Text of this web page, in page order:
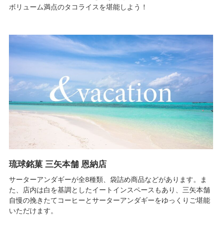
ボリューム満点のタコライスを堪能しよう！
琉球銘菓 三矢本舗 恩納店
サーターアンダギーが全8種類、袋詰め商品などがあります。ま
た、店内は白を基調としたイートインスペースもあり、三矢本舗
自慢の挽きたてコーヒーとサーターアンダギーをゆっくりご堪能
いただけます。